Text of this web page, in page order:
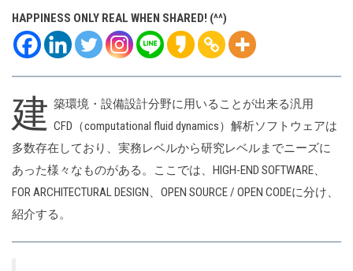
HAPPINESS ONLY REAL WHEN SHARED! (^^)
建 築環境・設備設計分野に用いることが出来る汎用
CFD（computational fluid dynamics）解析ソフトウェアは
多数存在しており、実務レベルから研究レベルまでニーズに
あった様々なものがある。ここでは、HIGH-END SOFTWARE、
FOR ARCHITECTURAL DESIGN、OPEN SOURCE / OPEN CODEに分け、
紹介する。